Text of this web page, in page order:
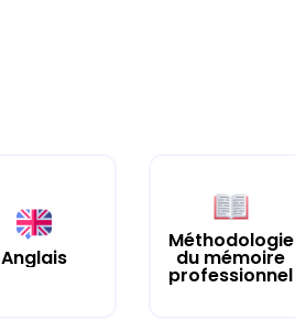
Anglais
Méthodologie
du mémoire
professionnel